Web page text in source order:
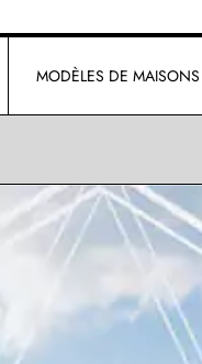
MODÈLES DE MAISONS